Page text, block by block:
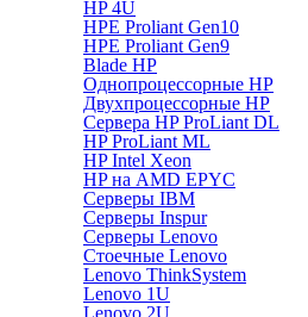
HP 4U
HPE Proliant Gen10
HPE Proliant Gen9
Blade HP
Однопроцессорные HP
Двухпроцессорные HP
Сервера HP ProLiant DL
HP ProLiant ML
HP Intel Xeon
HP на AMD EPYC
Серверы IBM
Серверы Inspur
Серверы Lenovo
Стоечные Lenovo
Lenovo ThinkSystem
Lenovo 1U
Lenovo 2U